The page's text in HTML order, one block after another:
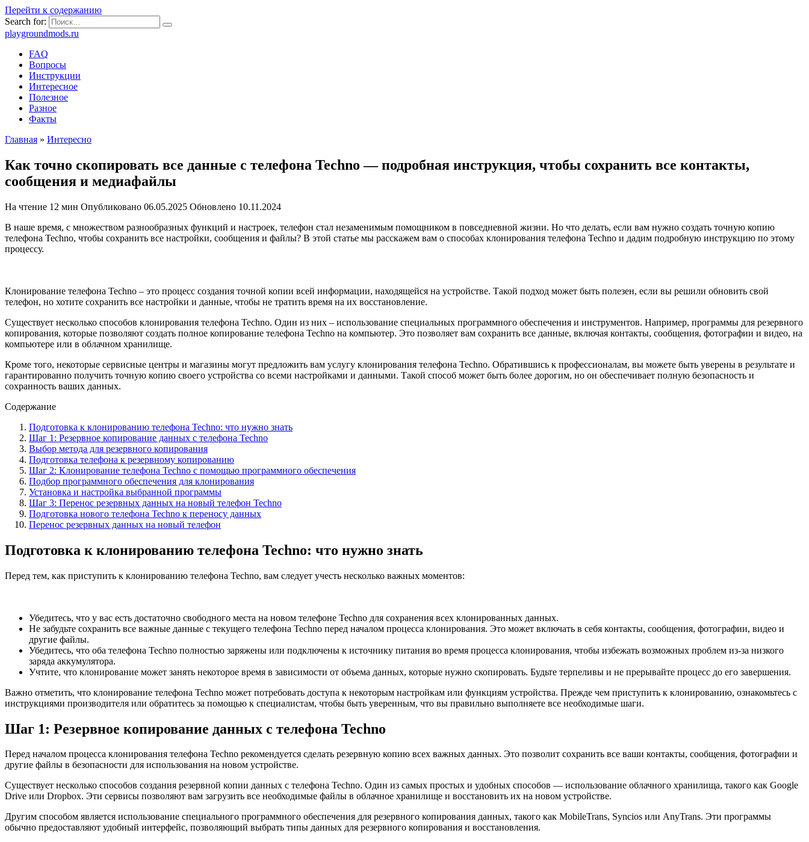
Перейти к содержанию
Search for:
playgroundmods.ru
FAQ
Вопросы
Инструкции
Интересное
Полезное
Разное
Факты
Главная » Интересно
Как точно скопировать все данные с телефона Techno — подробная инструкция, чтобы сохранить все контакты,
сообщения и медиафайлы
На чтение 12 мин Опубликовано 06.05.2025 Обновлено 10.11.2024
В наше время, с множеством разнообразных функций и настроек, телефон стал незаменимым помощником в повседневной жизни. Но что делать, если вам нужно создать точную копию
телефона Techno, чтобы сохранить все настройки, сообщения и файлы? В этой статье мы расскажем вам о способах клонирования телефона Techno и дадим подробную инструкцию по этому
процессу.
Клонирование телефона Techno – это процесс создания точной копии всей информации, находящейся на устройстве. Такой подход может быть полезен, если вы решили обновить свой
телефон, но хотите сохранить все настройки и данные, чтобы не тратить время на их восстановление.
Существует несколько способов клонирования телефона Techno. Один из них – использование специальных программного обеспечения и инструментов. Например, программы для резервного
копирования, которые позволяют создать полное копирование телефона Techno на компьютер. Это позволяет вам сохранить все данные, включая контакты, сообщения, фотографии и видео, на
компьютере или в облачном хранилище.
Кроме того, некоторые сервисные центры и магазины могут предложить вам услугу клонирования телефона Techno. Обратившись к профессионалам, вы можете быть уверены в результате и
гарантированно получить точную копию своего устройства со всеми настройками и данными. Такой способ может быть более дорогим, но он обеспечивает полную безопасность и
сохранность ваших данных.
Содержание
Подготовка к клонированию телефона Techno: что нужно знать
Шаг 1: Резервное копирование данных с телефона Techno
Выбор метода для резервного копирования
Подготовка телефона к резервному копированию
Шаг 2: Клонирование телефона Techno с помощью программного обеспечения
Подбор программного обеспечения для клонирования
Установка и настройка выбранной программы
Шаг 3: Перенос резервных данных на новый телефон Techno
Подготовка нового телефона Techno к переносу данных
Перенос резервных данных на новый телефон
Подготовка к клонированию телефона Techno: что нужно знать
Перед тем, как приступить к клонированию телефона Techno, вам следует учесть несколько важных моментов:
Убедитесь, что у вас есть достаточно свободного места на новом телефоне Techno для сохранения всех клонированных данных.
Не забудьте сохранить все важные данные с текущего телефона Techno перед началом процесса клонирования. Это может включать в себя контакты, сообщения, фотографии, видео и
другие файлы.
Убедитесь, что оба телефона Techno полностью заряжены или подключены к источнику питания во время процесса клонирования, чтобы избежать возможных проблем из-за низкого
заряда аккумулятора.
Учтите, что клонирование может занять некоторое время в зависимости от объема данных, которые нужно скопировать. Будьте терпеливы и не прерывайте процесс до его завершения.
Важно отметить, что клонирование телефона Techno может потребовать доступа к некоторым настройкам или функциям устройства. Прежде чем приступить к клонированию, ознакомьтесь с
инструкциями производителя или обратитесь за помощью к специалистам, чтобы быть уверенным, что вы правильно выполняете все необходимые шаги.
Шаг 1: Резервное копирование данных с телефона Techno
Перед началом процесса клонирования телефона Techno рекомендуется сделать резервную копию всех важных данных. Это позволит сохранить все ваши контакты, сообщения, фотографии и
другие файлы в безопасности для использования на новом устройстве.
Существует несколько способов создания резервной копии данных с телефона Techno. Один из самых простых и удобных способов — использование облачного хранилища, такого как Google
Drive или Dropbox. Эти сервисы позволяют вам загрузить все необходимые файлы в облачное хранилище и восстановить их на новом устройстве.
Другим способом является использование специального программного обеспечения для резервного копирования данных, такого как MobileTrans, Syncios или AnyTrans. Эти программы
обычно предоставляют удобный интерфейс, позволяющий выбрать типы данных для резервного копирования и восстановления.